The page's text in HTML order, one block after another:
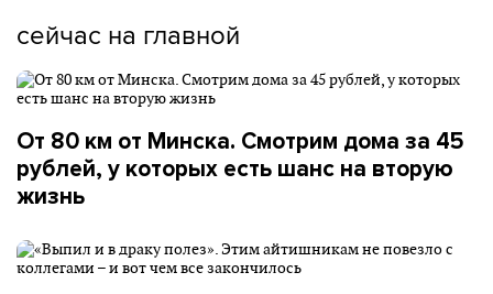
сейчас на главной
От 80 км от Минска. Смотрим дома за 45
рублей, у которых есть шанс на вторую
жизнь